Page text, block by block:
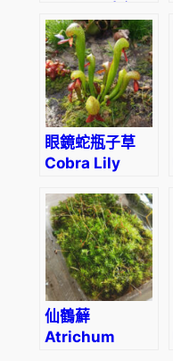
3-5cm)
眼鏡蛇瓶子草
Cobra Lily
californica)
(直徑2-4cm)
仙鶴蘚
Atrichum